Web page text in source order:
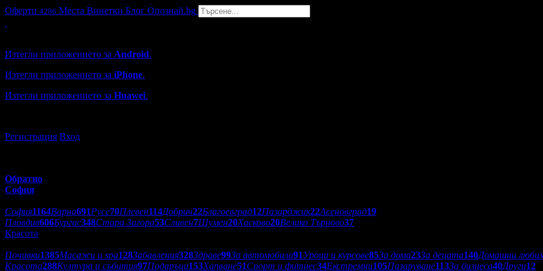
Оферти 4286 Места Винетки Блог Опознай.bg
Изтегли приложението за Android.
Изтегли приложението за iPhone.
Изтегли приложението за Huawei.
Регистрация Вход
Обратно
София
София1164Варна691Русе70Плевен114Добрич22Благоевград12Пазарджик22Асеновград19
Пловдив606Бургас348Стара Загора53Сливен7Шумен20Хасково20Велико Търново37
Красота
Почивки1385Масажи и spa128Забавления328Здраве99За автомобила91Уроци и курсове85За дома23За децата140Домашни
Красота288Култура и събития97Подаръци153Хапване51Спорт и фитнес34Екстремни105Пазаруване113За бизнеса40Други12